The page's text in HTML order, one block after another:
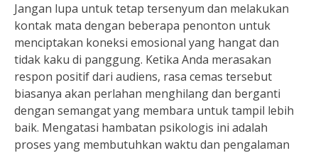
Jangan lupa untuk tetap tersenyum dan melakukan
kontak mata dengan beberapa penonton untuk
menciptakan koneksi emosional yang hangat dan
tidak kaku di panggung. Ketika Anda merasakan
respon positif dari audiens, rasa cemas tersebut
biasanya akan perlahan menghilang dan berganti
dengan semangat yang membara untuk tampil lebih
baik. Mengatasi hambatan psikologis ini adalah
proses yang membutuhkan waktu dan pengalaman